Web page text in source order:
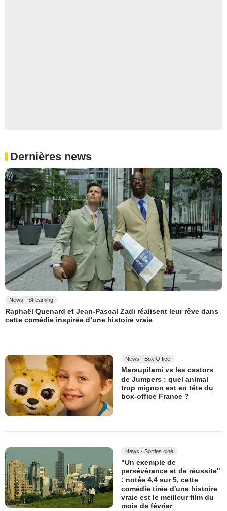
Dernières news
News - Streaming
Raphaël Quenard et Jean-Pascal Zadi réalisent leur rêve dans
cette comédie inspirée d’une histoire vraie
News - Box Office
Marsupilami vs les castors
de Jumpers : quel animal
trop mignon est en tête du
box-office France ?
News - Sorties ciné
"Un exemple de
persévérance et de réussite"
: notée 4,4 sur 5, cette
comédie tirée d'une histoire
vraie est le meilleur film du
mois de février